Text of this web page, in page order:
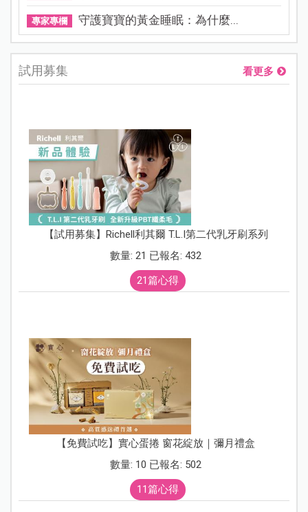
專家專欄 守護寶寶的黃金睡眠：為什麼...
試用募集 看更多
【試用募集】Richell利其爾 T.L.I第二代乳牙刷系列
數量: 21 已報名: 432
21篇心得
【免費試吃】實心蛋捲 窗花綻放｜彌月禮盒
數量: 10 已報名: 502
11篇心得